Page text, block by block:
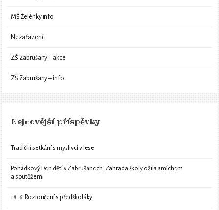
MŠ Želénky info
Nezařazené
ZŠ Zabrušany – akce
ZŠ Zabrušany – info
Nejnovější příspěvky
Tradiční setkání s myslivci v lese
Pohádkový Den dětí v Zabrušanech: Zahrada školy ožila smíchem
a soutěžemi
18. 6. Rozloučení s předškoláky